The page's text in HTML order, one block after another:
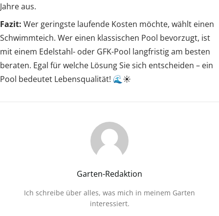
Jahre aus.
Fazit: Wer geringste laufende Kosten möchte, wählt einen
Schwimmteich. Wer einen klassischen Pool bevorzugt, ist
mit einem Edelstahl- oder GFK-Pool langfristig am besten
beraten. Egal für welche Lösung Sie sich entscheiden – ein
Pool bedeutet Lebensqualität! 🌊☀️
Garten-Redaktion
Ich schreibe über alles, was mich in meinem Garten
interessiert.